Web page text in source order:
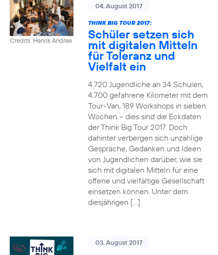
Credits: Henrik Andree
04. August 2017
THINK BIG TOUR 2017:
Schüler setzen sich
mit digitalen Mitteln
für Toleranz und
Vielfalt ein
4.720 Jugendliche an 34 Schulen,
4.700 gefahrene Kilometer mit dem
Tour-Van, 189 Workshops in sieben
Wochen – dies sind die Eckdaten
der Think Big Tour 2017. Doch
dahinter verbergen sich unzählige
Gespräche, Gedanken und Ideen
von Jugendlichen darüber, wie sie
sich mit digitalen Mitteln für eine
offene und vielfältige Gesellschaft
einsetzen können. Unter dem
diesjährigen […]
03. August 2017